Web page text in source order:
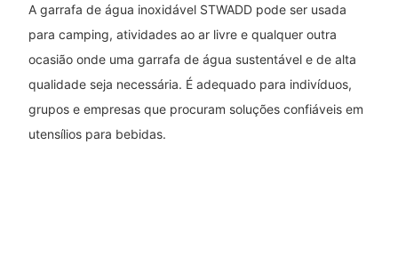
A garrafa de água inoxidável STWADD pode ser usada
para camping, atividades ao ar livre e qualquer outra
ocasião onde uma garrafa de água sustentável e de alta
qualidade seja necessária. É adequado para indivíduos,
grupos e empresas que procuram soluções confiáveis ​​em
utensílios para bebidas.